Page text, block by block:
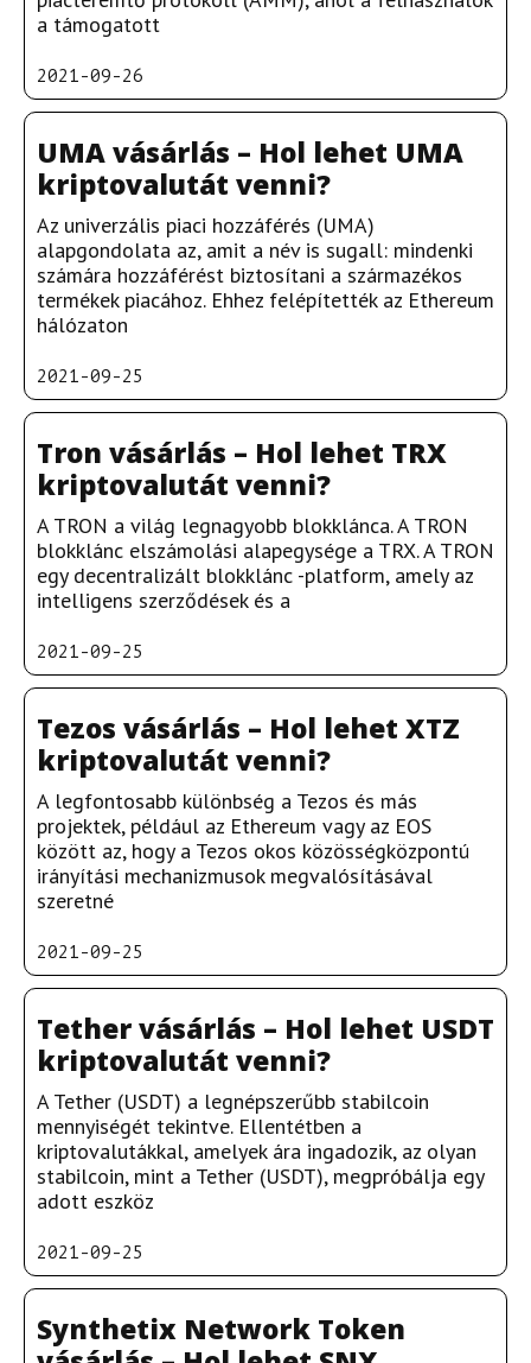
a támogatott
2021-09-26
UMA vásárlás – Hol lehet UMA
kriptovalutát venni?
Az univerzális piaci hozzáférés (UMA)
alapgondolata az, amit a név is sugall: mindenki
számára hozzáférést biztosítani a származékos
termékek piacához. Ehhez felépítették az Ethereum
hálózaton
2021-09-25
Tron vásárlás – Hol lehet TRX
kriptovalutát venni?
A TRON a világ legnagyobb blokklánca. A TRON
blokklánc elszámolási alapegysége a TRX. A TRON
egy decentralizált blokklánc -platform, amely az
intelligens szerződések és a
2021-09-25
Tezos vásárlás – Hol lehet XTZ
kriptovalutát venni?
A legfontosabb különbség a Tezos és más
projektek, például az Ethereum vagy az EOS
között az, hogy a Tezos okos közösségközpontú
irányítási mechanizmusok megvalósításával
szeretné
2021-09-25
Tether vásárlás – Hol lehet USDT
kriptovalutát venni?
A Tether (USDT) a legnépszerűbb stabilcoin
mennyiségét tekintve. Ellentétben a
kriptovalutákkal, amelyek ára ingadozik, az olyan
stabilcoin, mint a Tether (USDT), megpróbálja egy
adott eszköz
2021-09-25
Synthetix Network Token